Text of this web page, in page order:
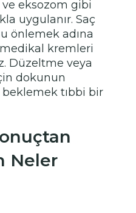
ve eksozom gibi
uygulanır. Saç
önlemek adına
kremleri
Düzeltme veya
dokunun
tıbbi bir
Neler